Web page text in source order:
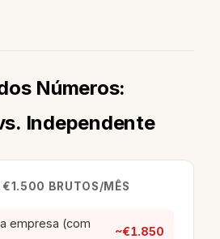
Números:
Independente
€1.500 BRUTOS/MÊS
empresa (com
~€1.850